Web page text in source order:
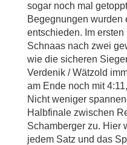
sogar noch mal
Begegnungen wurden
entschieden. Im
Schnaas nach zwei
wie die sicheren
Verdenik / Wätzold
am Ende noch mit
Nicht weniger
Halbfinale zwischen
Schamberger zu. Hier
jedem Satz und das